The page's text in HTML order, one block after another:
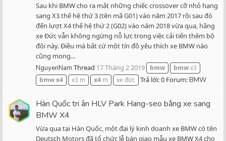
Sau khi BMW cho ra mắt những chiếc crossover cỡ nhỏ hạng
sang X3 thế hệ thứ 3 (tên mã G01) vào năm 2017 rồi sau đó
đến lượt X4 thế hệ thứ 2 (G02) vào năm 2018 vừa qua, hãng
xe Đức vẫn không ngừng nỗ lực trong việc cải tiến thêm bộ
đôi này. Điều mà bất cứ một tín đồ yêu thích xe BMW nào
cũng mong...
NguyenNam Thread 17 Tháng 2 2019 bmw bmwx3
bmwx4 x3 m x4 m xe đức Trả lời: 0 Forum:BMW
Hàn Quốc tri ân HLV Park Hang-seo bằng xe sang
BMW X4
Vừa qua tại Hàn Quốc, một đại lý kinh doanh xe BMW có tên
Deutsch Motors đã tổ chức lễ bàn giao mẫu xe BMW X4 cho